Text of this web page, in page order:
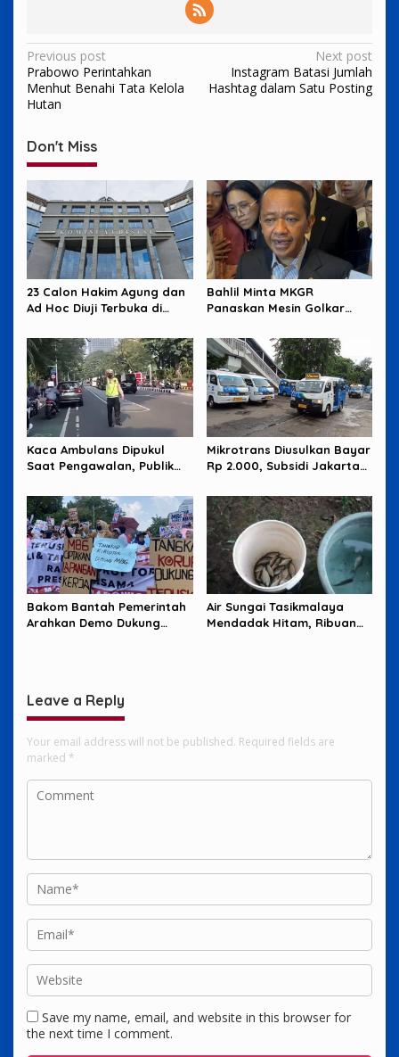
Post
navigation
Previous post
Prabowo Perintahkan
Menhut Benahi Tata Kelola
Hutan
Next post
Instagram Batasi Jumlah
Hashtag dalam Satu Posting
Don't Miss
23 Calon Hakim Agung dan
Ad Hoc Diuji Terbuka di
Bahlil Minta MKGR
Panaskan Mesin Golkar
Kaca Ambulans Dipukul
Saat Pengawalan, Publik
Mikrotrans Diusulkan Bayar
Rp 2.000, Subsidi Jakarta
Bakom Bantah Pemerintah
Arahkan Demo Dukung
Air Sungai Tasikmalaya
Mendadak Hitam, Ribuan
Leave a Reply
Your email address will not be published. Required fields are
marked *
Save my name, email, and website in this browser for
the next time I comment.